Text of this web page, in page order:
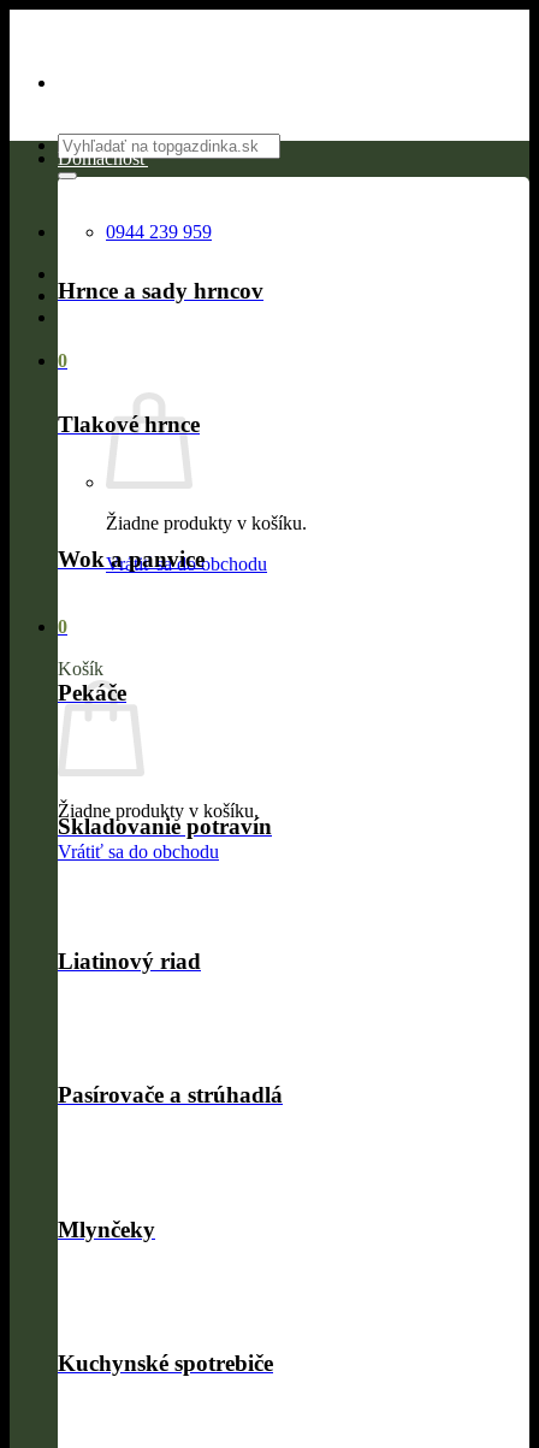
Hľadať:
0944 239 959
0
Žiadne produkty v košíku.
Vrátiť sa do obchodu
0
Košík
Žiadne produkty v košíku.
Vrátiť sa do obchodu
Domácnosť
Hrnce a sady hrncov
Tlakové hrnce
Wok a panvice
Pekáče
Skladovanie potravín
Liatinový riad
Pasírovače a strúhadlá
Mlynčeky
Kuchynské spotrebiče